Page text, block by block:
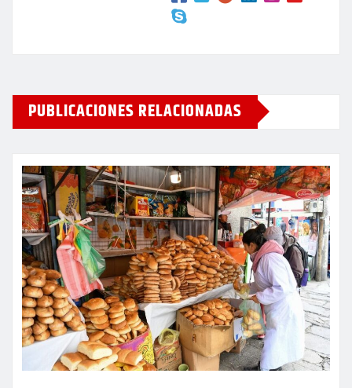
PUBLICACIONES RELACIONADAS